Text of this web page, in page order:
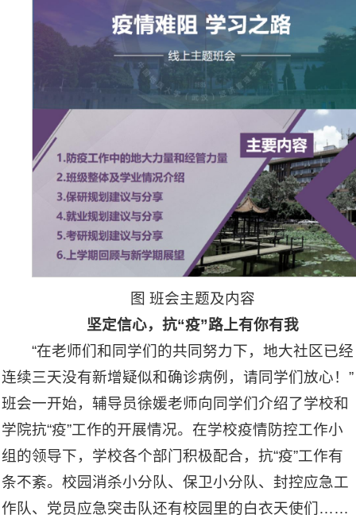
图 班会主题及内容
坚定信心，抗“疫”路上有你有我
“在老师们和同学们的共同努力下，地大社区已经
连续三天没有新增疑似和确诊病例，请同学们放心！”
班会一开始，辅导员徐媛老师向同学们介绍了学校和
学院抗“疫”工作的开展情况。在学校疫情防控工作小
组的领导下，学校各个部门积极配合，抗“疫”工作有
条不紊。校园消杀小分队、保卫小分队、封控应急工
作队、党员应急突击队还有校园里的白衣天使们……